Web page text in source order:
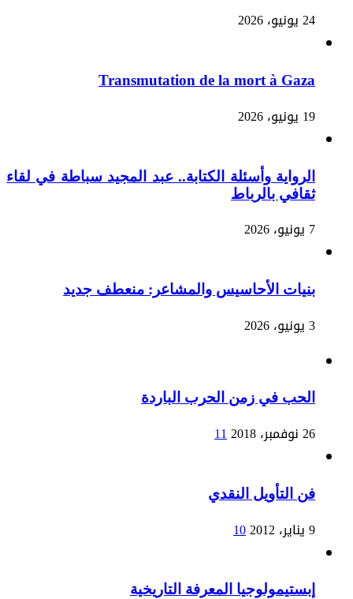
24 يونيو، 2026
Transmutation de la mort à Gaza
19 يونيو، 2026
الرواية وأسئلة الكتابة.. عبد المجيد سباطة في لقاء
ثقافي بالرباط
7 يونيو، 2026
بنيات الأحاسيس والمشاعر: منعطف جديد
3 يونيو، 2026
الحب في زمن الحرب الباردة
26 نوفمبر، 2018 11
فن التأويل النقدي
9 يناير، 2012 10
إبستيمولوجيا المعرفة التاريخية